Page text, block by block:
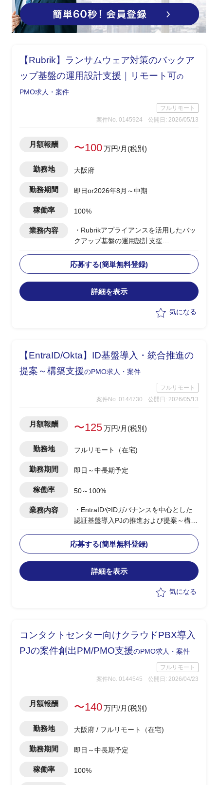
【Rubrik】ランサムウェア対策のバックア
ップ基盤の運用設計支援｜リモート可の
PMO求人・案件
フルリモート
案件No. 0145924
公開日: 2026/05/13
月額報酬 〜100万円/月(税別)
勤務地 大阪府
勤務期間 即日or2026年8月～中期
稼働率 100%
業務内容
・Rubrikアプライアンスを活用したバッ
クアップ基盤の運用設計支援
・バックアップ基盤の運用設計、運用フ
ロー策定
・ランサムウェア発災時の対応手順、イ
ンシデントレスポンス設計
応募する(簡単無料登録)
詳細を表示
気になる
【EntraID/Okta】ID基盤導入・統合推進の
提案～構築支援のPMO求人・案件
フルリモート
案件No. 0144730
公開日: 2026/05/13
月額報酬 〜125万円/月(税別)
勤務地 フルリモート（在宅)
勤務期間 即日～中長期予定
稼働率 50～100%
業務内容
・EntraIDやIDガバナンスを中心とした
認証基盤導入PJの推進および提案～構築
・BtoEおよびサプライチェーン向け認証
基盤の設計/統合方針策定
・エンドユーザー社内向けシステムを含
む認証/認可方式の検討
応募する(簡単無料登録)
詳細を表示
気になる
コンタクトセンター向けクラウドPBX導入
PJの案件創出PM/PMO支援のPMO求人・案件
フルリモート
案件No. 0144545
公開日: 2026/04/23
月額報酬 〜140万円/月(税別)
勤務地 大阪府 / フルリモート（在宅)
勤務期間 即日～中長期予定
稼働率 100%